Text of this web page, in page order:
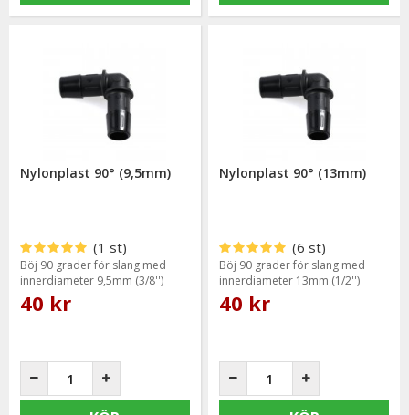
Nylonplast 90° (9,5mm)
(1 st)
Böj 90 grader för slang med
innerdiameter 9,5mm (3/8'')
40 kr
Nylonplast 90° (13mm)
(6 st)
Böj 90 grader för slang med
innerdiameter 13mm (1/2'')
40 kr